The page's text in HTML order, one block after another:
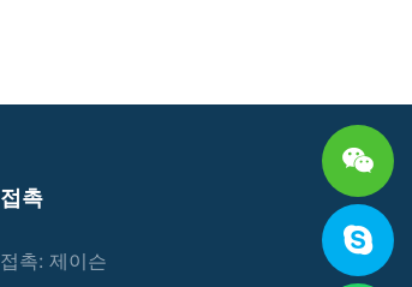
접촉
접촉: 제이슨